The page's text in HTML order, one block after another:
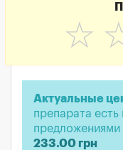
☆
Актуальные
препарата есть
предложениями
233.00 грн